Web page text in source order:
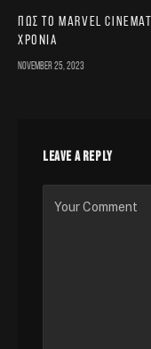
Πώς το Marvel
χρόνια
November 25, 2023
LEAVE A REPLY